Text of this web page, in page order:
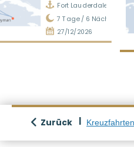
Fort Lauderdale
7 Tage / 6 Nächte
27/12/2026
Zurück